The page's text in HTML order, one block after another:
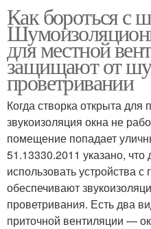
Как бороться с
для местной
защищают от
проветривании
Когда створка открыта для
звукоизоляция окна не
помещение попадает
51.13330.2011 указано,
использовать устройства
обеспечивают
проветривания. Есть два
приточной вентиляции —